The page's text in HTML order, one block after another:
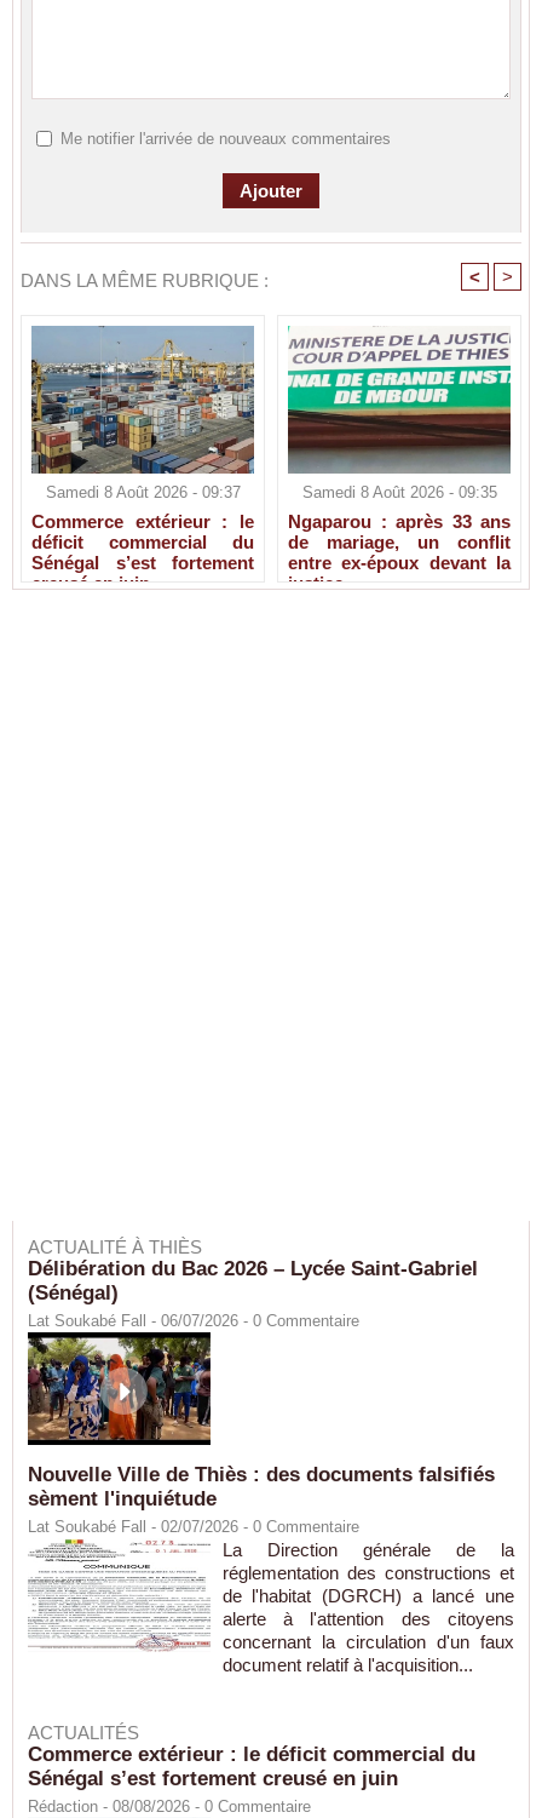
Me notifier l'arrivée de nouveaux commentaires
DANS LA MÊME RUBRIQUE : < >
Samedi 8 Août 2026 - 09:37
Commerce extérieur : le
déficit commercial du
Sénégal s’est fortement
creusé en juin
Samedi 8 Août 2026 - 09:35
Ngaparou : après 33 ans
de mariage, un conflit
entre ex-époux devant la
justice
ACTUALITÉ À THIÈS
Délibération du Bac 2026 – Lycée Saint-Gabriel
(Sénégal)
Lat Soukabé Fall - 06/07/2026 - 0 Commentaire
Nouvelle Ville de Thiès : des documents falsifiés
sèment l'inquiétude
Lat Soukabé Fall - 02/07/2026 - 0 Commentaire
La Direction générale de la
réglementation des constructions et
de l'habitat (DGRCH) a lancé une
alerte à l'attention des citoyens
concernant la circulation d'un faux
document relatif à l'acquisition...
ACTUALITÉS
Commerce extérieur : le déficit commercial du
Sénégal s’est fortement creusé en juin
Rédaction - 08/08/2026 - 0 Commentaire